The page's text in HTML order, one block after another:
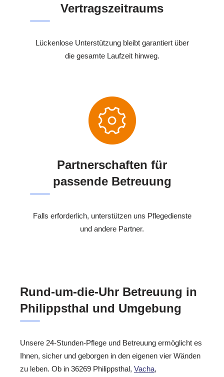
Vertragszeitraums
Lückenlose Unterstützung bleibt garantiert über
die gesamte Laufzeit hinweg.
Partnerschaften für
passende Betreuung
Falls erforderlich, unterstützen uns Pflegedienste
und andere Partner.
Rund-um-die-Uhr Betreuung in
Philippsthal und Umgebung
Unsere 24-Stunden-Pflege und Betreuung ermöglicht es
Ihnen, sicher und geborgen in den eigenen vier Wänden
zu leben. Ob in 36269 Philippsthal, Vacha,